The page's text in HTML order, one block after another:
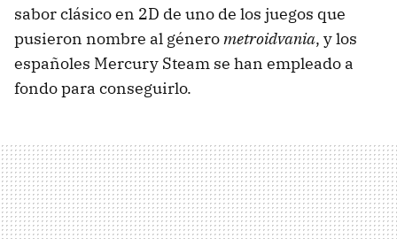
sabor clásico en 2D de uno de los juegos que
pusieron nombre al génerometroidvania, y los
españoles Mercury Steam se han empleado a
fondo para conseguirlo.